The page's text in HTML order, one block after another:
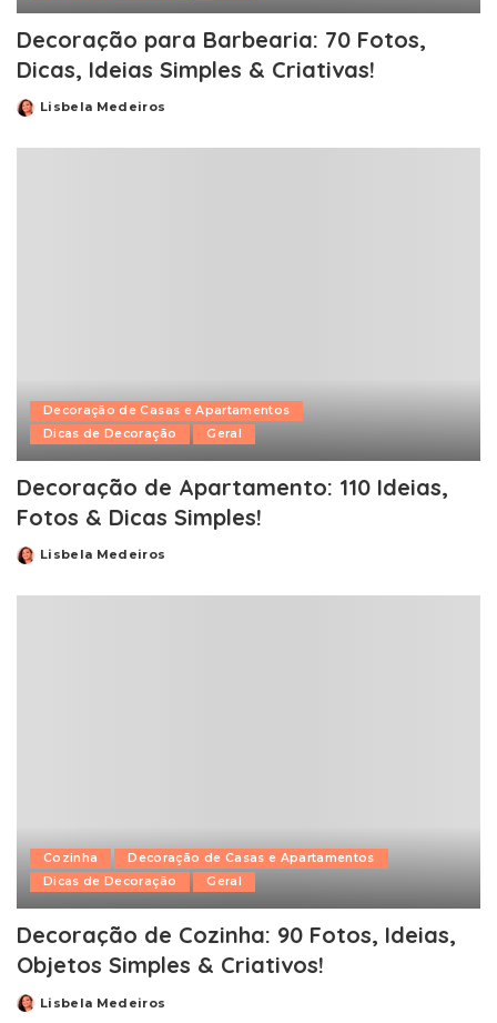
Decoração para Barbearia: 70 Fotos,
Dicas, Ideias Simples & Criativas!
PostedLisbela Medeiros
Decoração de Casas e Apartamentos
Dicas de Decoração
Geral
Decoração de Apartamento: 110 Ideias,
Fotos & Dicas Simples!
PostedLisbela Medeiros
Cozinha
Decoração de Casas e Apartamentos
Dicas de Decoração
Geral
Decoração de Cozinha: 90 Fotos, Ideias,
Objetos Simples & Criativos!
PostedLisbela Medeiros